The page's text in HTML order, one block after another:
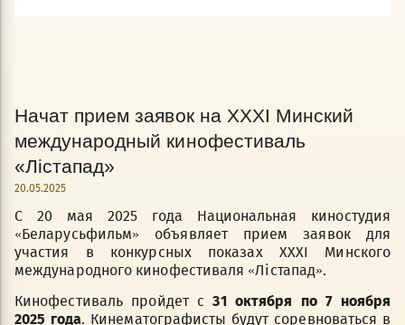
Начат прием заявок на XXXI Минский
международный кинофестиваль
«Лiстапад»
20.05.2025
С 20 мая 2025 года Национальная киностудия
«Беларусьфильм» объявляет прием заявок для
участия в конкурсных показах XXXI Минского
международного кинофестиваля «Лiстапад».
Кинофестиваль пройдет с31 октября по 7 ноября
2025 года. Кинематографисты будут соревноваться в